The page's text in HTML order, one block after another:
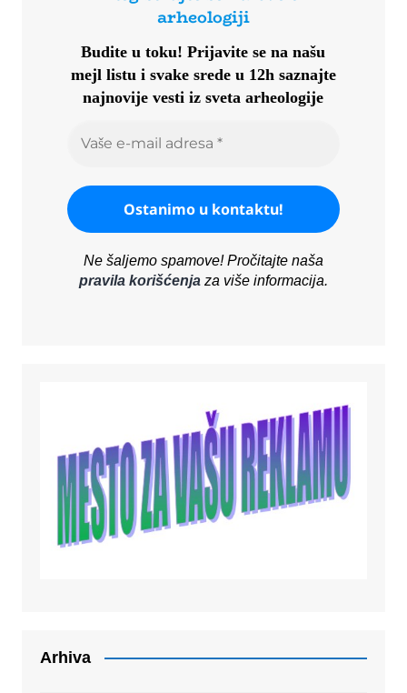
arheologiji
Budite u toku!Prijavite se na našu
mejl listu i svake srede u 12h saznajte
najnovije vesti iz sveta arheologije
Ne šaljemo spamove! Pročitajte naša
pravila korišćenjaza više informacija.
Arhiva